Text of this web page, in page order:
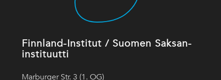
Finnland-Institut / Suomen Saksan-
instituutti
Marburger Str. 3 (1. OG)